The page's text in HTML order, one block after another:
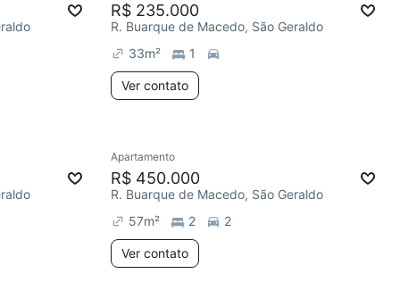
R$ 235.000
R. Buarque de Macedo, São Geraldo
33m² 1
Ver contato
Apartamento
R$ 450.000
R. Buarque de Macedo, São Geraldo
57m² 2 2
Ver contato